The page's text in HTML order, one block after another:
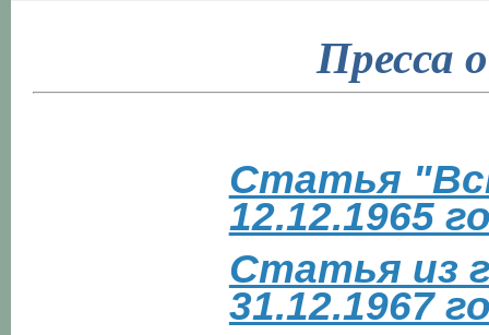
Пресса
Статья
12.12.1965
Статья из
31.12.1967